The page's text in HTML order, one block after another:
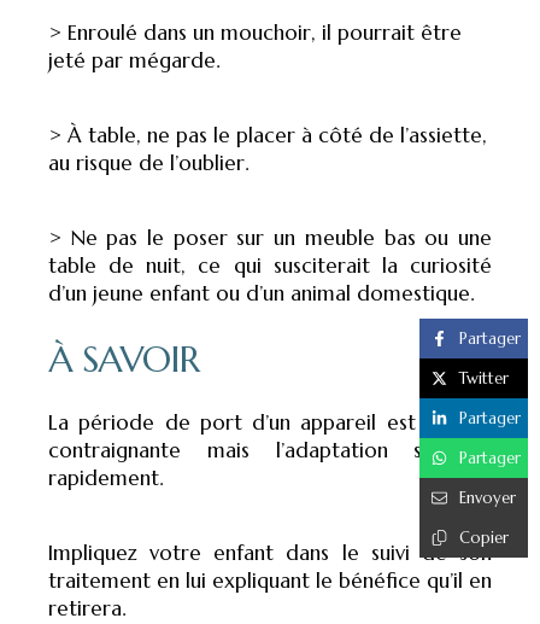
> Enroulé dans un mouchoir, il pourrait être
jeté par mégarde.
> À table, ne pas le placer à côté de l’assiette,
au risque de l’oublier.
> Ne pas le poser sur un meuble bas ou une
table de nuit, ce qui susciterait la curiosité
d’un jeune enfant ou d’un animal domestique.
À SAVOIR
La période de port d’un appareil est un peu
contraignante mais l’adaptation se fait
rapidement.
Impliquez votre enfant dans le suivi de son
traitement en lui expliquant le bénéfice qu’il en
retirera.
Partager
Twitter
Partager
Partager
Envoyer
Copier